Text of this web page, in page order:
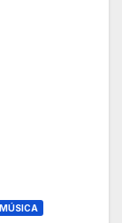
MÚSICA